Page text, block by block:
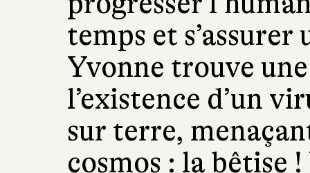
temps et
Yvonne trouve
l’existence d’un
sur terre,
cosmos : la bêtise